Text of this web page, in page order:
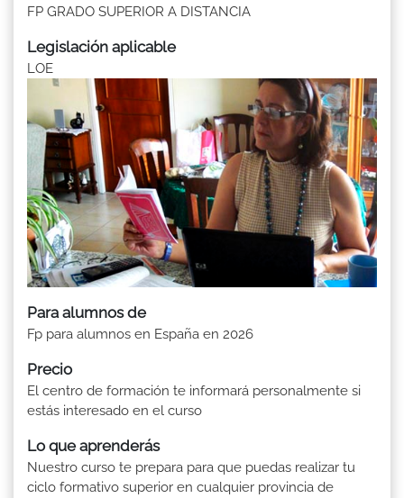
FP GRADO SUPERIOR A DISTANCIA
Legislación aplicable
LOE
Para alumnos de
Fp para alumnos en España en 2026
Precio
El centro de formación te informará personalmente si
estás interesado en el curso
Lo que aprenderás
Nuestro curso te prepara para que puedas realizar tu
ciclo formativo superior en cualquier provincia de